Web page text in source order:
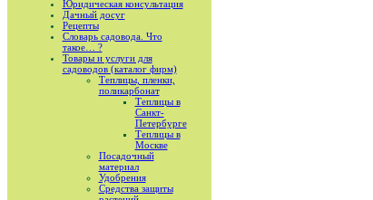
Юридическая консультация
Дачный досуг
Рецепты
Словарь садовода. Что
такое… ?
Товары и услуги для
садоводов (каталог фирм)
Теплицы, пленки,
поликарбонат
Теплицы в
Санкт-
Петербурге
Теплицы в
Москве
Посадочный
материал
Удобрения
Средства защиты